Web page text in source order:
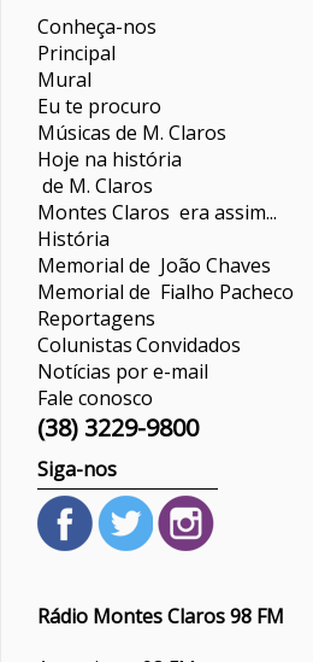
Conheça-nos
Principal
Mural
Eu te procuro
Músicas de M. Claros
Hoje na história
de M. Claros
Montes Claros era assim...
História
Memorial de João Chaves
Memorial de Fialho Pacheco
Reportagens
ColunistasConvidados
Notícias por e-mail
Fale conosco
(38) 3229-9800
Siga-nos
Rádio Montes Claros 98 FM